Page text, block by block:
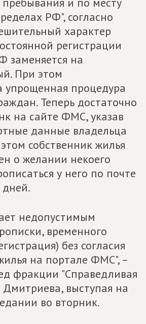
РФ", согласно
характер
регистрации
заменяется на
При этом
упрощенная процедура
Теперь достаточно
на сайте ФМС, указав
данные владельца
собственник жилья
о желании некоего
у него по почте
дней.
недопустимым
временного
без согласия
на портале ФМС", –
фракции "Справедливая
Дмитриева, выступая на
во вторник.